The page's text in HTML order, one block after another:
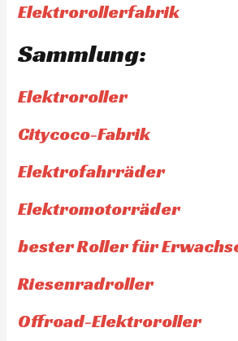
Elektrorollerfabrik
Sammlung:
Elektroroller
Citycoco-Fabrik
Elektrofahrräder
Elektromotorräder
bester Roller für
Riesenradroller
Offroad-Elektroroller